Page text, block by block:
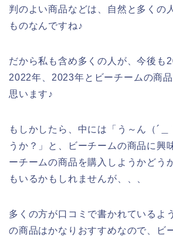
判のよい商品などは、自然と多くの
ものなんですね♪
だから私も含め多くの人が、今後も
2022年、2023年とビーチームの商
思います♪
もしかしたら、中には「う～ん（´＿
うか？」と、ビーチームの商品に興
ーチームの商品を購入しようかどう
もいるかもしれませんが、、、
多くの方が口コミで書かれているよ
の商品はかなりおすすめなので、ビ